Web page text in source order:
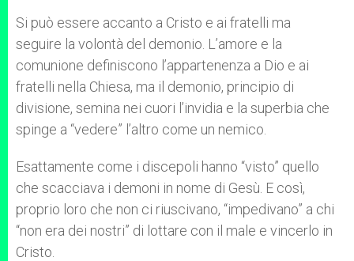
Si può essere accanto a Cristo e ai fratelli ma
seguire la volontà del demonio. L’amore e la
comunione definiscono l’appartenenza a Dio e ai
fratelli nella Chiesa, ma il demonio, principio di
divisione, semina nei cuori l’invidia e la superbia che
spinge a “vedere” l’altro come un nemico.
Esattamente come i discepoli hanno “visto” quello
che scacciava i demoni in nome di Gesù. E così,
proprio loro che non ci riuscivano, “impedivano” a chi
“non era dei nostri” di lottare con il male e vincerlo in
Cristo.